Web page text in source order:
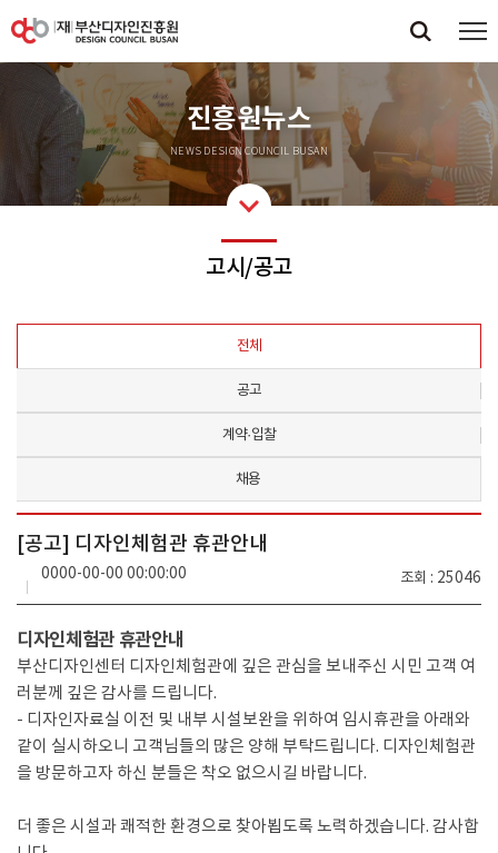
진흥원뉴스
NEWS DESIGN COUNCIL BUSAN
고시/공고
전체
공고
계약·입찰
채용
[공고] 디자인체험관 휴관안내
조회 25046
0000-00-00 00:00:00
디자인체험관 휴관안내
부산디자인센터 디자인체험관에 깊은 관심을 보내주신 시민 고객 여
러분께 깊은 감사를 드립니다.
- 디자인자료실 이전 및 내부 시설보완을 위하여 임시휴관을 아래와
같이 실시하오니 고객님들의 많은 양해 부탁드립니다. 디자인체험관
을 방문하고자 하신 분들은 착오 없으시길 바랍니다.
더 좋은 시설과 쾌적한 환경으로 찾아뵙도록 노력하겠습니다. 감사합